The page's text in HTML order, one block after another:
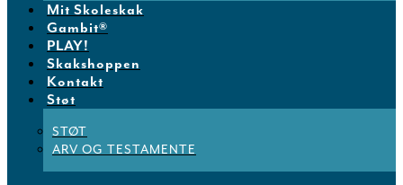
Mit Skoleskak
Gambit®
PLAY!
Skakshoppen
Kontakt
Støt
STØT
ARV OG TESTAMENTE